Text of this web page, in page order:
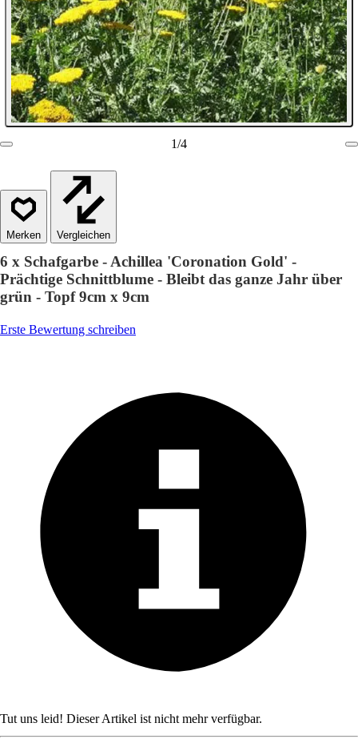
1/4
Vergleichen
6 x Schafgarbe - Achillea 'Coronation Gold' -
Prächtige Schnittblume - Bleibt das ganze Jahr über
grün - Topf 9cm x 9cm
Erste Bewertung schreiben
Tut uns leid! Dieser Artikel ist nicht mehr verfügbar.